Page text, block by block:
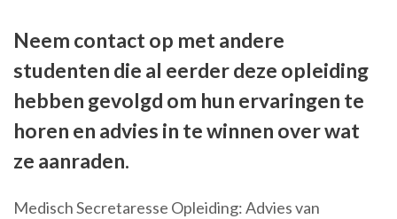
Neem contact op met andere
studenten die al eerder deze opleiding
hebben gevolgd om hun ervaringen te
horen en advies in te winnen over wat
ze aanraden.
Medisch Secretaresse Opleiding: Advies van